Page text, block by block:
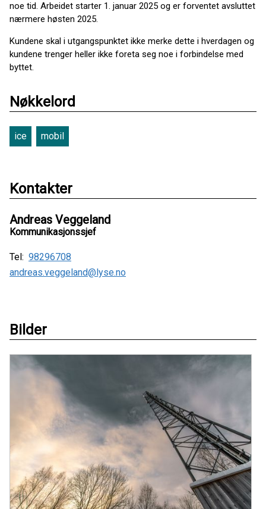
noe tid. Arbeidet starter 1. januar 2025 og er forventet avsluttet
nærmere høsten 2025.
Kundene skal i utgangspunktet ikke merke dette i hverdagen og
kundene trenger heller ikke foreta seg noe i forbindelse med
byttet.
Nøkkelord
ice mobil
Kontakter
Andreas Veggeland
Kommunikasjonssjef
Tel: 98296708
andreas.veggeland@lyse.no
Bilder